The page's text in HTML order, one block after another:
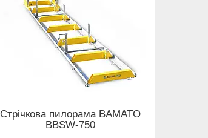
Стрічкова пилорама BAMATO
BBSW-750